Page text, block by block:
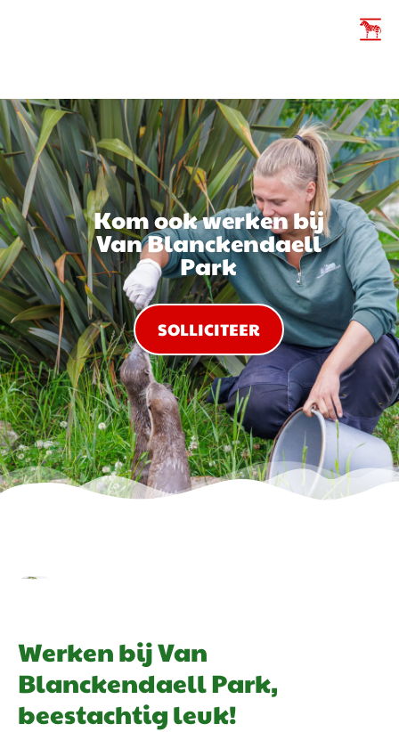
Kom ook werken bij
Van Blanckendaell
Park
SOLLICITEER
Werken bij Van
Blanckendaell Park,
beestachtig leuk!